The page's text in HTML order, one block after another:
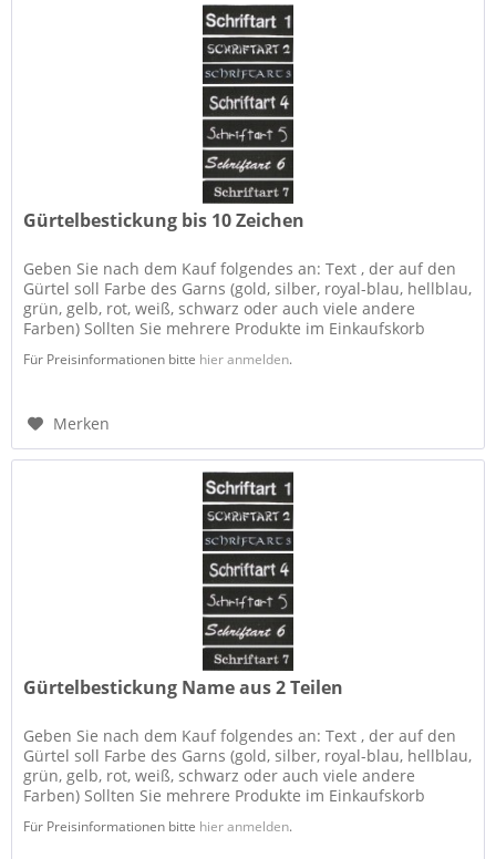
Gürtelbestickung bis 10 Zeichen
Geben Sie nach dem Kauf folgendes an: Text , der auf den
Gürtel soll Farbe des Garns (gold, silber, royal-blau, hellblau,
grün, gelb, rot, weiß, schwarz oder auch viele andere
Farben) Sollten Sie mehrere Produkte im Einkaufskorb
Für Preisinformationen bitte hier anmelden.
Merken
Gürtelbestickung Name aus 2 Teilen
Geben Sie nach dem Kauf folgendes an: Text , der auf den
Gürtel soll Farbe des Garns (gold, silber, royal-blau, hellblau,
grün, gelb, rot, weiß, schwarz oder auch viele andere
Farben) Sollten Sie mehrere Produkte im Einkaufskorb
Für Preisinformationen bitte hier anmelden.